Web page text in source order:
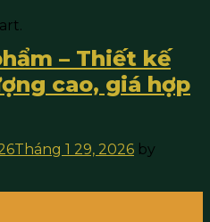
– Thiết kế
cao, giá hợp
Tháng 1 29, 2026 by